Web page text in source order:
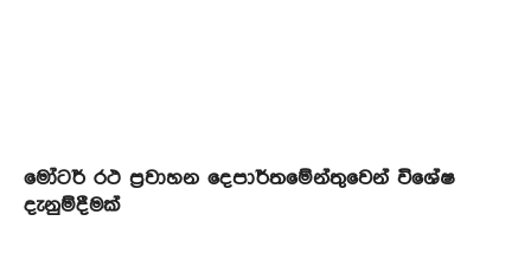
මෝටර් රථ ප්‍රවාහන දෙපාර්තමේන්තුවෙන් විශේෂ
දැනුම්දීමක්